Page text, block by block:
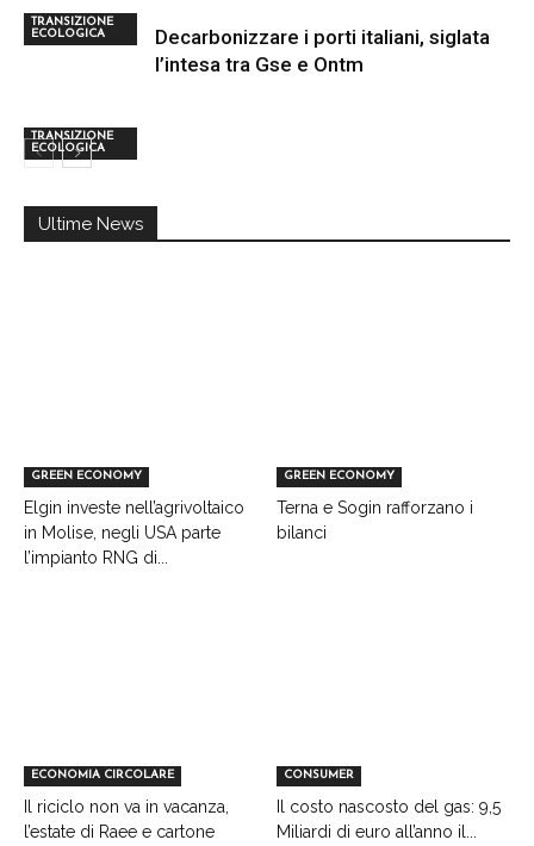
TRANSIZIONE
ECOLOGICA
TRANSIZIONE
ECOLOGICA
Decarbonizzare i porti italiani, siglata
l’intesa tra Gse e Ontm
Ultime News
GREEN ECONOMY
Elgin investe nell’agrivoltaico
in Molise, negli USA parte
l’impianto RNG di...
GREEN ECONOMY
Terna e Sogin rafforzano i
bilanci
ECONOMIA CIRCOLARE
Il riciclo non va in vacanza,
l’estate di Raee e cartone
CONSUMER
Il costo nascosto del gas: 9,5
Miliardi di euro all’anno il...